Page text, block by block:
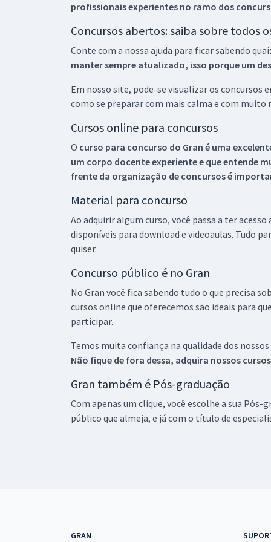
profissionais experientes no ramo dos
Concursos abertos: saiba sobre todos
Conte com a nossa ajuda para ficar sabendo
manter sempre atualizado, isso porque um
Em nosso site, pode-se visualizar os concursos
como se preparar com mais calma e com muito
Cursos online para concursos
O curso para concurso do Gran é uma
um corpo docente experiente e que entende
frente da organização de concursos é
Material para concurso
Ao adquirir algum curso, você passa a ter
disponíveis para download e videoaulas. Tudo
quiser.
Concurso público é no Gran
No Gran você fica sabendo tudo o que precisa
cursos online que oferecemos são ideais para
participar.
Temos muita confiança na qualidade dos
Não fique de fora dessa, adquira nossos
Gran também é Pós-graduação
Com apenas um clique, você escolhe a sua
público que almeja, e já com o título de
GRAN